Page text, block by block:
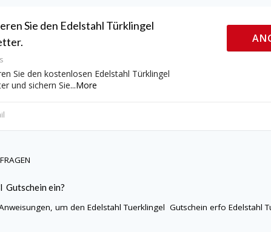
Sie den Edelstahl Türklingel
Sie den kostenlosen Edelstahl Türklingel
und sichern Sie...More
Gutschein ein?
um denEdelstahl TuerklingelGutschein erfoEdelstahl